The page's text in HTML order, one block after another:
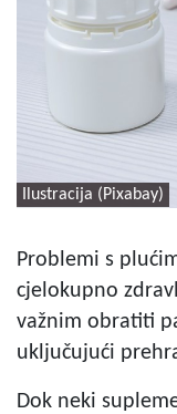
Ilustracija (Pixabay)
Problemi s
cjelokupno
važnim obratiti
uključujući
Dok neki